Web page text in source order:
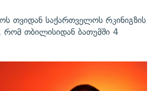
თვიდან საქართველოს რკინიგზის
რომ თბილისიდან ბათუმში 4